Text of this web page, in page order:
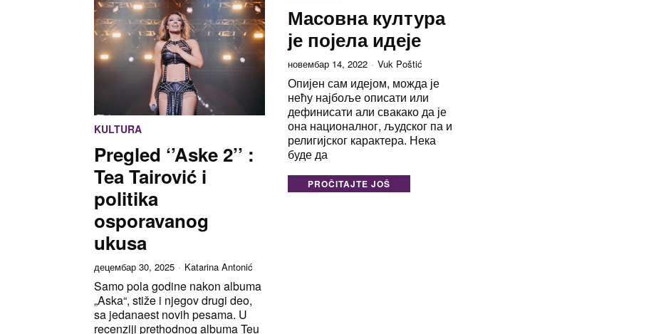
KULTURA
Pregled ‘’Aske 2’’ :
Tea Tairović i
politika
osporavanog
ukusa
децембар 30, 2025 Katarina Antonić
Samo pola godine nakon albuma
„Aska“, stiže i njegov drugi deo,
sa jedanaest novih pesama. U
recenziji prethodnog albuma Teu
Масовна култура
је појела идеје
новембар 14, 2022 Vuk Poštić
Опијен сам идејом, можда је
нећу најбоље описати или
дефинисати али свакако да је
она националног, људског па и
религијског карактера. Нека
буде да
PROČITAJTE JOŠ